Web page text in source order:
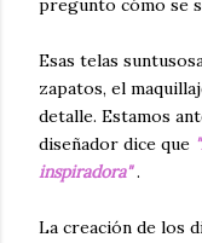
pregunto cómo se
Esas telas
zapatos, el
detalle. Estamos
diseñador dice que
inspiradora".
La creación de los